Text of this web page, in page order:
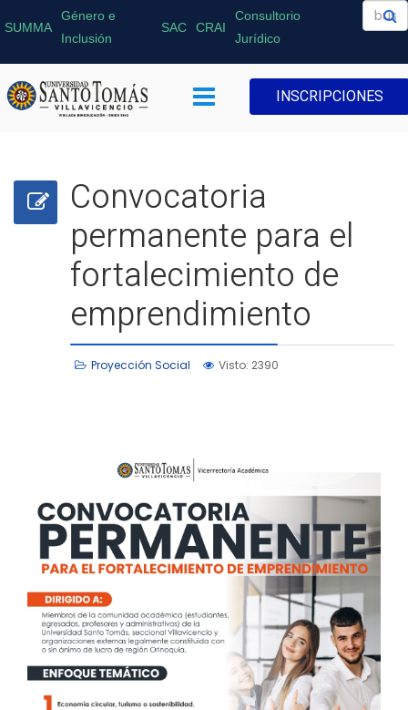
SUMMA
Género e
Inclusión
SAC CRAI
Consultorio
Jurídico
INSCRIPCIONES
Convocatoria
permanente para el
fortalecimiento de
emprendimiento
Proyección Social Visto: 2390